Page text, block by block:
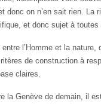
donc on n’en sait rien.
et donc sujet à toutes
l’Homme et la
de construction à
claires.
la Genève de demain, il